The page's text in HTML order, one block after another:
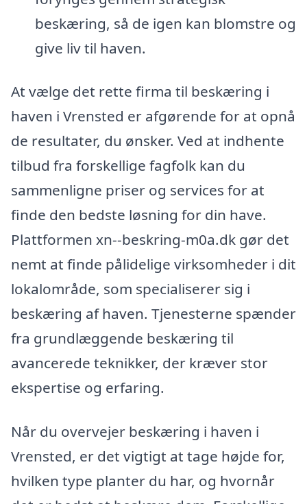
beskæring, så de igen kan blomstre og
give liv til haven.
At vælge det rette firma til beskæring i
haven i Vrensted er afgørende for at opnå
de resultater, du ønsker. Ved at indhente
tilbud fra forskellige fagfolk kan du
sammenligne priser og services for at
finde den bedste løsning for din have.
Plattformen xn--beskring-m0a.dk gør det
nemt at finde pålidelige virksomheder i dit
lokalområde, som specialiserer sig i
beskæring af haven. Tjenesterne spænder
fra grundlæggende beskæring til
avancerede teknikker, der kræver stor
ekspertise og erfaring.
Når du overvejer beskæring i haven i
Vrensted, er det vigtigt at tage højde for,
hvilken type planter du har, og hvornår